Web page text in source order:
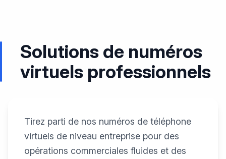
Solutions de numéros
virtuels professionnels
Tirez parti de nos numéros de téléphone
virtuels de niveau entreprise pour des
opérations commerciales fluides et des